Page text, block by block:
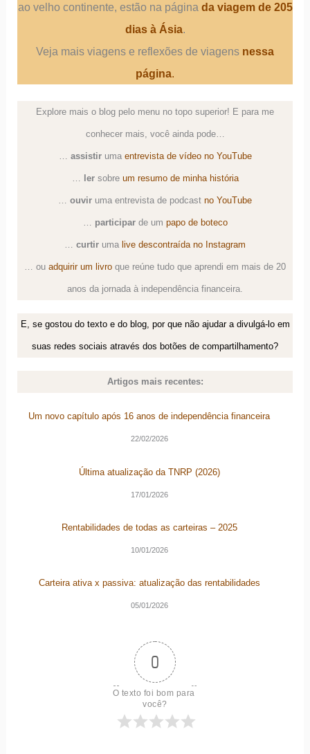
ao velho continente, estão na página da viagem de 205
dias à Ásia.
Veja mais viagens e reflexões de viagens nessa
página.
Explore mais o blog pelo menu no topo superior! E para me
conhecer mais, você ainda pode…
assistir uma entrevista de vídeo no YouTube
ler sobre um resumo de minha história
ouvir uma entrevista de podcast no YouTube
participarde um papo de boteco
curtir uma live descontraída no Instagram
… ou adquirir um livro que reúne tudo que aprendi em mais de 20
anos da jornada à independência financeira.
E, se gostou do texto e do blog, por que não ajudar a divulgá-lo em
suas redes sociais através dos botões de compartilhamento?
Artigos mais recentes:
Um novo capítulo após 16 anos de independência financeira
22/02/2026
Última atualização da TNRP (2026)
17/01/2026
Rentabilidades de todas as carteiras – 2025
10/01/2026
Carteira ativa x passiva: atualização das rentabilidades
05/01/2026
0
O texto foi bom para
você?